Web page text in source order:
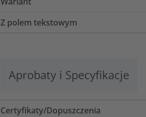
Z polem tekstowym
Aprobaty i Specyfikacje
Certyfikaty/Dopuszczenia